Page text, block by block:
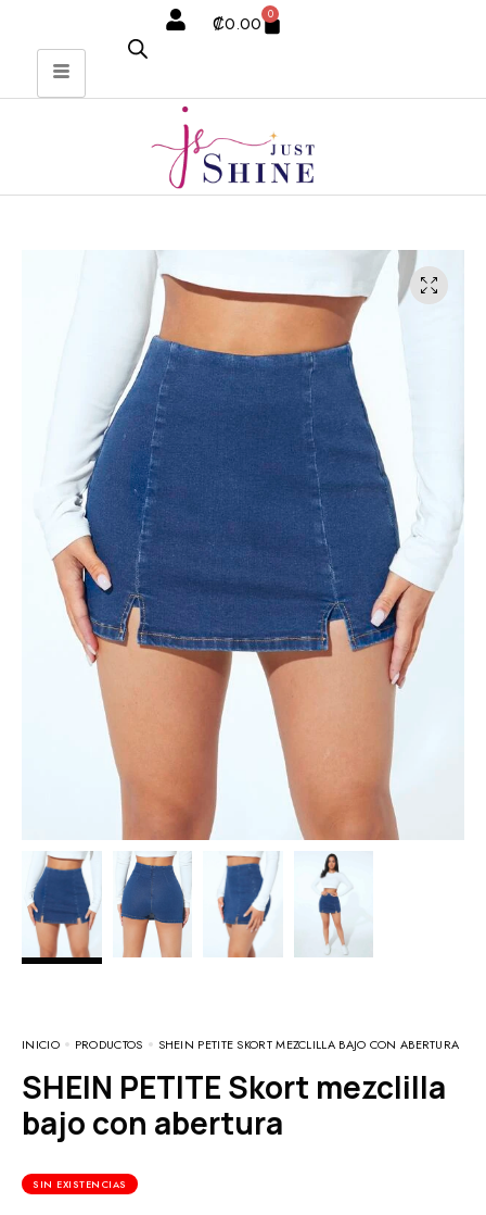
₡0.00 0
INICIO PRODUCTOS SHEIN PETITE SKORT MEZCLILLA BAJO CON ABERTURA
SHEIN PETITE Skort mezclilla
bajo con abertura
SIN EXISTENCIAS